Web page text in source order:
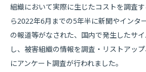
組織において実際に生じたコストを調査
ら2022年6月までの5年半に新聞やインタ
の報道等がなされた、国内で発生したサ
し、被害組織の情報を調査・リストアッ
にアンケート調査が行われました。